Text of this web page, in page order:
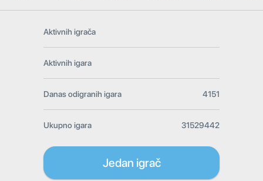
Aktivnih igrača
Aktivnih igara
Danas odigranih igara 4151
Ukupno igara 31529442
Jedan igrač